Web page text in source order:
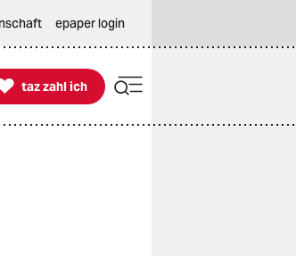
epaper login
zahl ich
taz zahl ich